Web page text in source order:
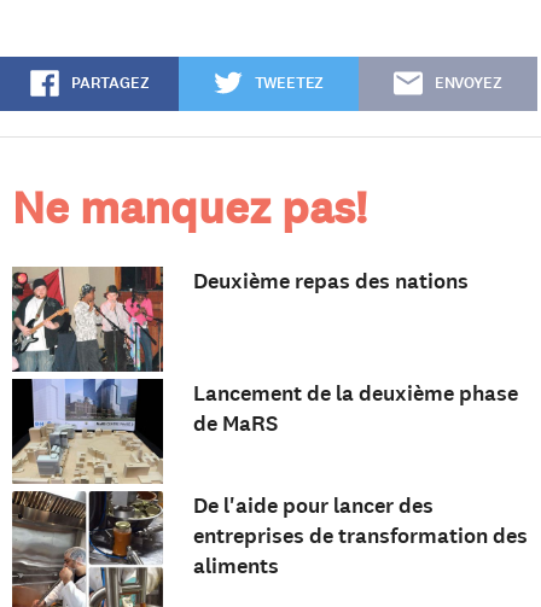
PARTAGEZ TWEETEZ ENVOYEZ
Ne manquez pas!
Deuxième repas des nations
Lancement de la deuxième phase
de MaRS
De l'aide pour lancer des
entreprises de transformation des
aliments